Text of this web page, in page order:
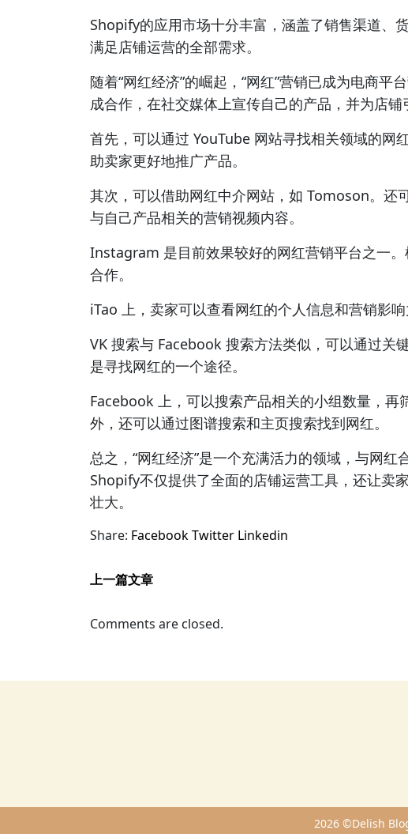
Shopify的应用市场十分丰富，涵盖了销售渠道、
满足店铺运营的全部需求。
随着“网红经济”的崛起，“网红”营销已成为电商
成合作，在社交媒体上宣传自己的产品，并为店铺
首先，可以通过 YouTube 网站寻找相关领域的网
助卖家更好地推广产品。
其次，可以借助网红中介网站，如 Tomoson。还
与自己产品相关的营销视频内容。
Instagram 是目前效果较好的网红营销平台之一
合作。
iTao 上，卖家可以查看网红的个人信息和营销影
VK 搜索与 Facebook 搜索方法类似，可以通过关
是寻找网红的一个途径。
Facebook 上，可以搜索产品相关的小组数量，
外，还可以通过图谱搜索和主页搜索找到网红。
总之，“网红经济”是一个充满活力的领域，与网
Shopify不仅提供了全面的店铺运营工具，还让卖
壮大。
Share: FacebookTwitter Linkedin
上一篇文章
Comments are closed.
2026 ©Delish